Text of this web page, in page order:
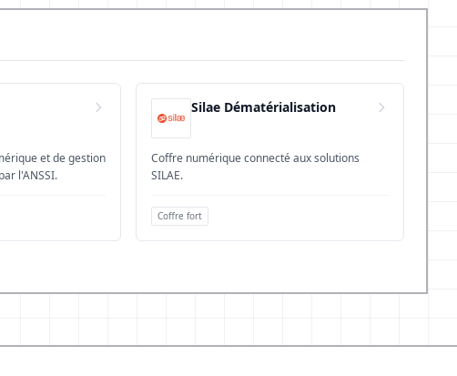
l'ANSSI.
Silae Dématérialisation
Coffre numérique connecté aux solutions
SILAE.
Coffre fort